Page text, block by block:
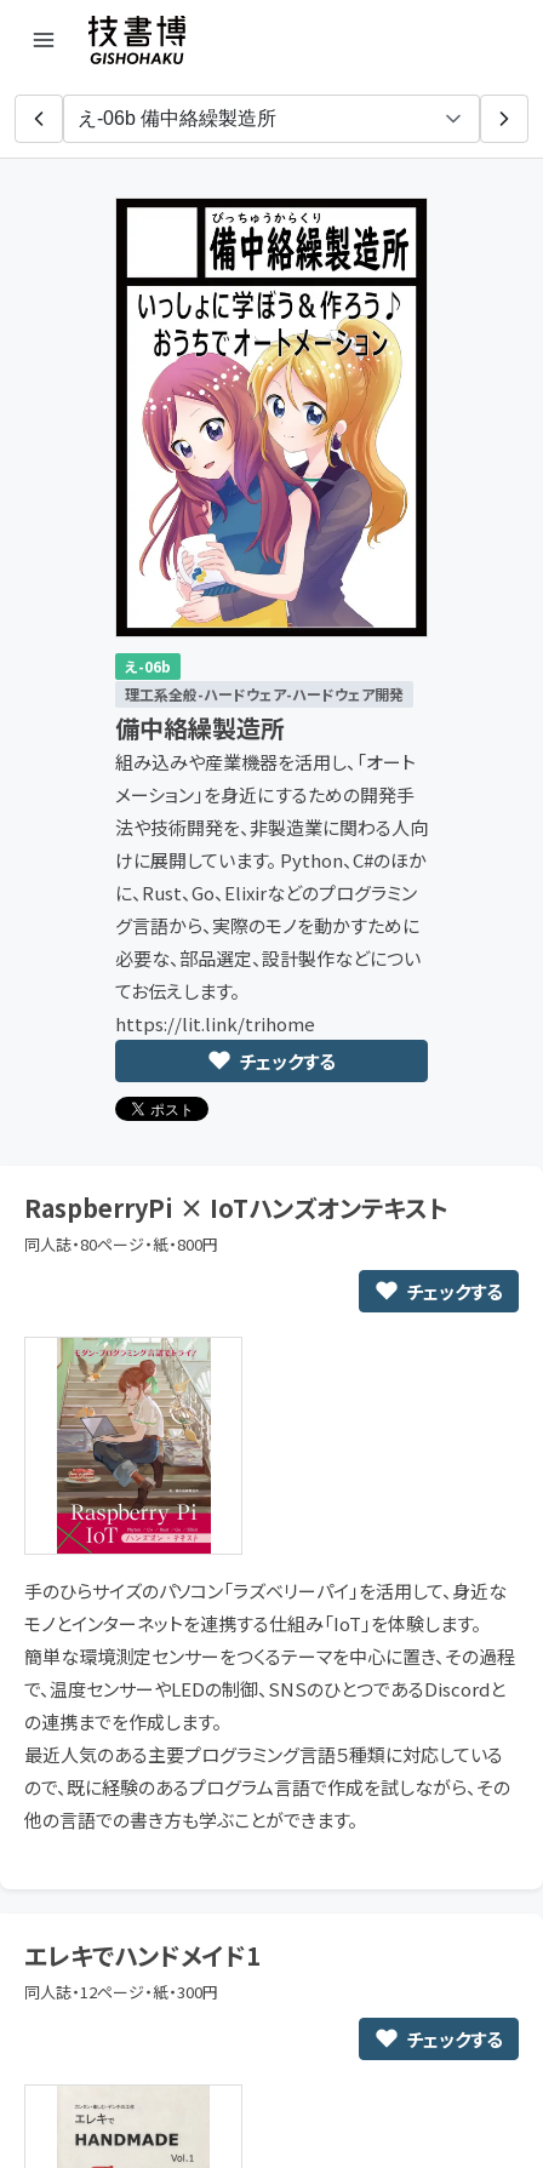
CRAFT DRINKS こ
え-06b
理工系全般-ハードウェア-ハードウェア開発
備中絡繰製造所
組み込みや産業機器を活用し、「オート
メーション」を身近にするための開発手
法や技術開発を、非製造業に関わる人向
けに展開しています。 Python、C#のほか
に、Rust、Go、Elixirなどのプログラミン
グ言語から、実際のモノを動かすために
必要な、部品選定、設計製作などについ
てお伝えします。
https://lit.link/trihome
チェックする
RaspberryPi × IoTハンズオンテキスト
同人誌・80ページ・紙・800円
チェックする
手のひらサイズのパソコン「ラズベリーパイ」を活用して、身近な
モノとインターネットを連携する仕組み「IoT」を体験します。
簡単な環境測定センサーをつくるテーマを中心に置き、その過程
で、温度センサーやLEDの制御、SNSのひとつであるDiscordと
の連携までを作成します。
最近人気のある主要プログラミング言語５種類に対応している
ので、既に経験のあるプログラム言語で作成を試しながら、その
他の言語での書き方も学ぶことができます。
エレキでハンドメイド1
同人誌・12ページ・紙・300円
チェックする